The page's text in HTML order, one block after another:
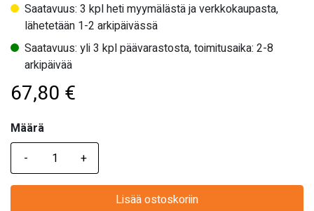
Saatavuus: 3 kpl heti myymälästä ja verkkokaupasta,
lähetetään 1-2 arkipäivässä
Saatavuus: yli 3 kpl päävarastosta, toimitusaika: 2-8
arkipäivää
67,80 €
Määrä
Määrä
Lisää ostoskoriin